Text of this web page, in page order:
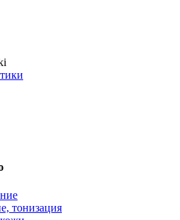
косметики
тонизация